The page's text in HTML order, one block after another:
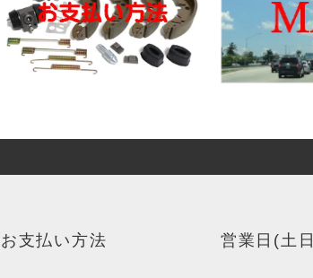
お支払い方法 営業日(土